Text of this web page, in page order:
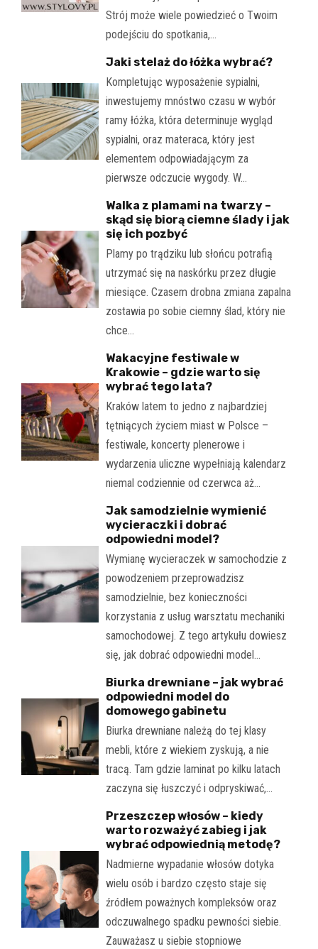
Strój może wiele powiedzieć o Twoim
podejściu do spotkania,…
Jaki stelaż do łóżka wybrać?
Kompletując wyposażenie sypialni,
inwestujemy mnóstwo czasu w wybór
ramy łóżka, która determinuje wygląd
sypialni, oraz materaca, który jest
elementem odpowiadającym za
pierwsze odczucie wygody. W…
Walka z plamami na twarzy –
skąd się biorą ciemne ślady i jak
się ich pozbyć
Plamy po trądziku lub słońcu potrafią
utrzymać się na naskórku przez długie
miesiące. Czasem drobna zmiana zapalna
zostawia po sobie ciemny ślad, który nie
chce…
Wakacyjne festiwale w
Krakowie – gdzie warto się
wybrać tego lata?
Kraków latem to jedno z najbardziej
tętniących życiem miast w Polsce –
festiwale, koncerty plenerowe i
wydarzenia uliczne wypełniają kalendarz
niemal codziennie od czerwca aż…
Jak samodzielnie wymienić
wycieraczki i dobrać
odpowiedni model?
Wymianę wycieraczek w samochodzie z
powodzeniem przeprowadzisz
samodzielnie, bez konieczności
korzystania z usług warsztatu mechaniki
samochodowej. Z tego artykułu dowiesz
się, jak dobrać odpowiedni model…
Biurka drewniane – jak wybrać
odpowiedni model do
domowego gabinetu
Biurka drewniane należą do tej klasy
mebli, które z wiekiem zyskują, a nie
tracą. Tam gdzie laminat po kilku latach
zaczyna się łuszczyć i odpryskiwać,…
Przeszczep włosów – kiedy
warto rozważyć zabieg i jak
wybrać odpowiednią metodę?
Nadmierne wypadanie włosów dotyka
wielu osób i bardzo często staje się
źródłem poważnych kompleksów oraz
odczuwalnego spadku pewności siebie.
Zauważasz u siebie stopniowe